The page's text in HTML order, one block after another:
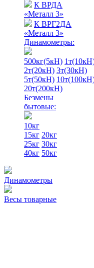
К ВРДА
«Металл 3»
К ВРГ2ДА
«Металл 3»
Динамометры:
500кг(5кН)
2т(20кН) 3т(30кН)
5т(50кН)
20т(200кН)
Безмены
бытовые:
10кг
15кг 20кг
25кг 30кг
40кг 50кг
Динамометры
Весы товарные